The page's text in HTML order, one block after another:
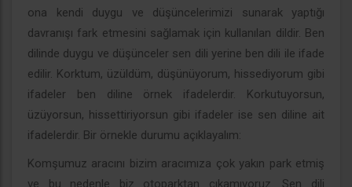
ona kendi duygu ve düşüncelerimizi sunarak yaptığı
davranışı fark etmesini sağlamak için kullanılan dildir. Ben
dilinde duygu ve düşünceler sen dili yerine ben dili ile ifade
edilir. Korktum, üzüldüm, düşünüyorum, hissediyorum gibi
ifadeler ben diline örnek ifadelerdir. Korkutuyorsun,
üzüyorsun, hissettiriyorsun gibi ifadeler ise sen diline ait
ifadelerdir. Bir örnekle durumu açıklayalım:
Komşumuz aracını bizim aracımıza çok yakın park etmiş
ve bu nedenle biz otoparktan çıkamıyoruz. Sen dili